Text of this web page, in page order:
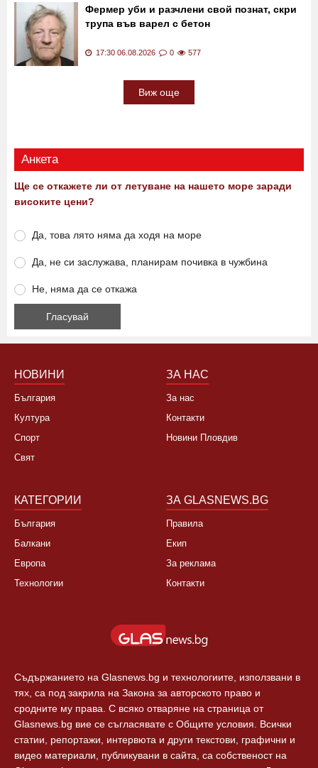
Фермер уби и разчлени свой познат, скри
трупа във варел с бетон
17:30 06.08.2026 0 577
Виж още
Анкета
Ще се откажете ли от летуване на нашето море заради
високите цени?
Да, това лято няма да ходя на море
Да, не си заслужава, планирам почивка в чужбина
Не, няма да се откажа
НОВИНИ
България
Култура
Спорт
Свят
ЗА НАС
За нас
Контакти
Новини Пловдив
КАТЕГОРИИ
България
Балкани
Европа
Технологии
ЗА GLASNEWS.BG
Правила
Екип
За реклама
Контакти
Съдържанието на Glasnews.bg и технологиите, използвани в
тях, са под закрила на Закона за авторското право и
сродните му права. С всяко отваряне на страница от
Glasnews.bg вие се съгласявате с Общите условия. Всички
статии, репортажи, интервюта и други текстови, графични и
видео материали, публикувани в сайта, са собственост на